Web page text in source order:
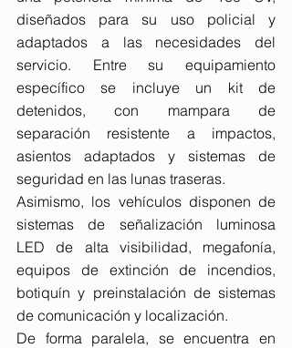
diseñados para su uso policial y
adaptados a las necesidades del
servicio. Entre su equipamiento
específico se incluye un kit de
detenidos, con mampara de
separación resistente a impactos,
asientos adaptados y sistemas de
seguridad en las lunas traseras.
Asimismo, los vehículos disponen de
sistemas de señalización luminosa
LED de alta visibilidad, megafonía,
equipos de extinción de incendios,
botiquín y preinstalación de sistemas
de comunicación y localización.
De forma paralela, se encuentra en